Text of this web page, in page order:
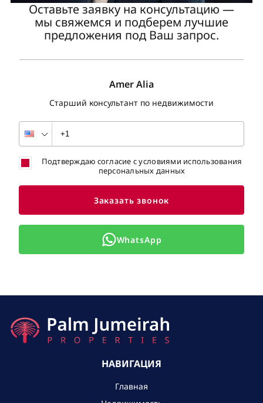
Оставьте заявку на консультацию —
мы свяжемся и подберем лучшие
предложения под Ваш запрос.
Amer Alia
Старший консультант по недвижимости
Подтверждаю согласие с условиями использования
персональных данных
Заказать звонок
WhatsApp
НАВИГАЦИЯ
Главная